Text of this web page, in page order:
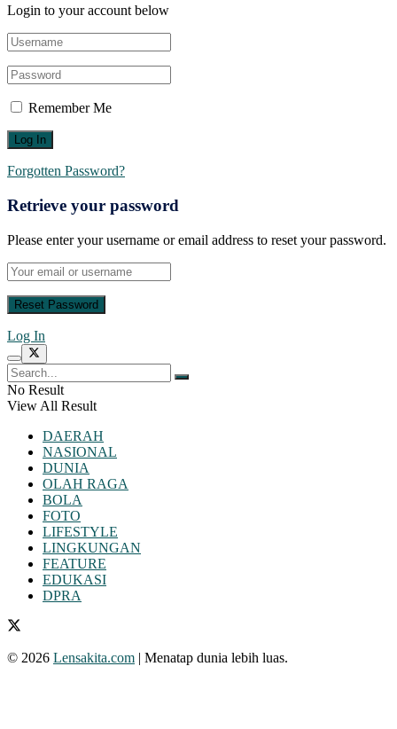
Login to your account below
Remember Me
Forgotten Password?
Retrieve your password
Please enter your username or email address to reset your password.
Log In
No Result
View All Result
DAERAH
NASIONAL
DUNIA
OLAH RAGA
BOLA
FOTO
LIFESTYLE
LINGKUNGAN
FEATURE
EDUKASI
DPRA
© 2026 Lensakita.com | Menatap dunia lebih luas.